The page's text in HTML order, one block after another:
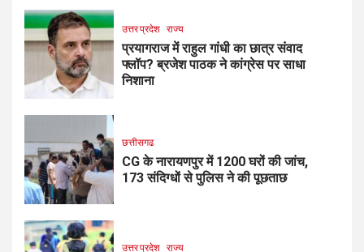
उत्तर प्रदेश राज्य
प्रयागराज में राहुल गांधी का छात्र संवाद
फ्लॉप? ब्रजेश पाठक ने कांग्रेस पर साधा
निशाना
छत्तीसगढ
CG के नारायणपुर में 1200 घरों की जांच,
173 संदिग्धों से पुलिस ने की पूछताछ
उत्तर प्रदेश राज्य